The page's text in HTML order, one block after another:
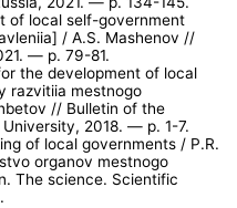
of local self-government
/ A.S. Mashenov //
— p. 79-81.
the development of local
razvitiia mestnogo
// Bulletin of the
2018. — p. 1-7.
of local governments / P.R.
organov mestnogo
The science. Scientific